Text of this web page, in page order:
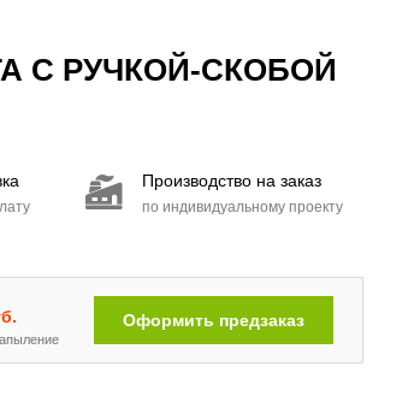
С РУЧКОЙ-СКОБОЙ
Производство на заказ
по индивидуальному проекту
Оформить предзаказ